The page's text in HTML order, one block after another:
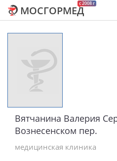
c 2008 г
МОСГОРМЕД
Вятчанина Валерия
Вознесенском пер.
медицинская клиника